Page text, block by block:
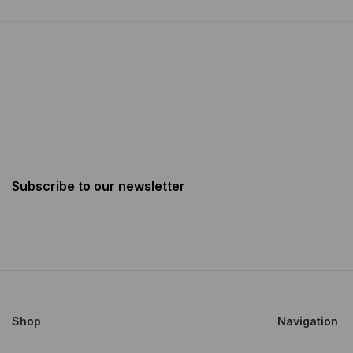
Subscribe to our newsletter
Shop Navigation